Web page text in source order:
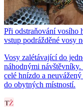
Při odstraňování vosího
vstup podrážděné vosy
Vosy zalétávající do
náhodnými návštěvníky.
celé hnízdo a
do obytných místností.